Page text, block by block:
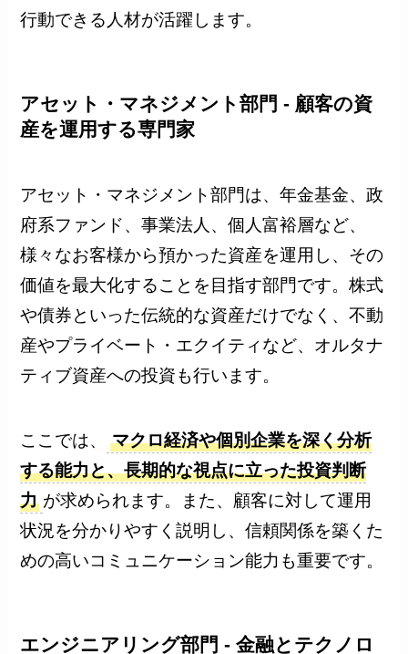
行動できる人材が活躍します。
アセット・マネジメント部門 - 顧客の資
産を運用する専門家
アセット・マネジメント部門は、年金基金、政
府系ファンド、事業法人、個人富裕層など、
様々なお客様から預かった資産を運用し、その
価値を最大化することを目指す部門です。株式
や債券といった伝統的な資産だけでなく、不動
産やプライベート・エクイティなど、オルタナ
ティブ資産への投資も行います。
ここでは、
マクロ経済や個別企業を深く分析
する能力と、長期的な視点に立った投資判断
力 が求められます。また、顧客に対して運用
状況を分かりやすく説明し、信頼関係を築くた
めの高いコミュニケーション能力も重要です。
エンジニアリング部門 - 金融とテクノロ